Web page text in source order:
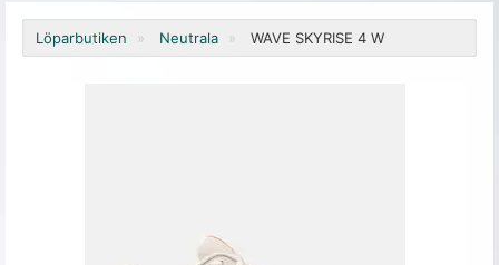
Löparbutiken Neutrala WAVE SKYRISE 4 W